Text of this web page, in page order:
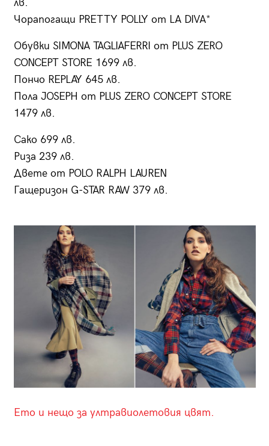
лв.
Чорапогащи PRETTY POLLY от LA DIVA*
Обувки SIMONA TAGLIAFERRI от PLUS ZERO
CONCEPT STORE 1699 лв.
Пончо REPLAY 645 лв.
Пола JOSEPH от PLUS ZERO CONCEPT STORE
1479 лв.
Сако 699 лв.
Риза 239 лв.
Двете от POLO RALPH LAUREN
Гащеризон G-STAR RAW 379 лв.
Ето и нещо за ултравиолетовия цвят.